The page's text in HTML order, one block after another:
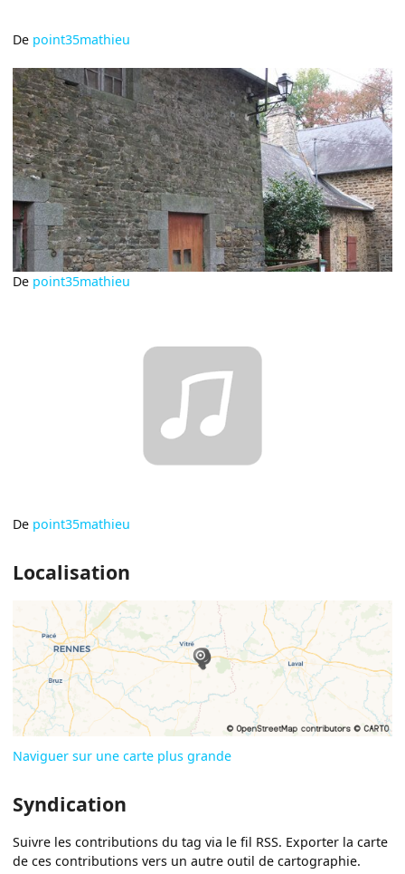
De point35mathieu
De point35mathieu
De point35mathieu
Localisation
Naviguer sur une carte plus grande
Syndication
Suivre les contributions du tag via le fil RSS. Exporter la carte
de ces contributions vers un autre outil de cartographie.